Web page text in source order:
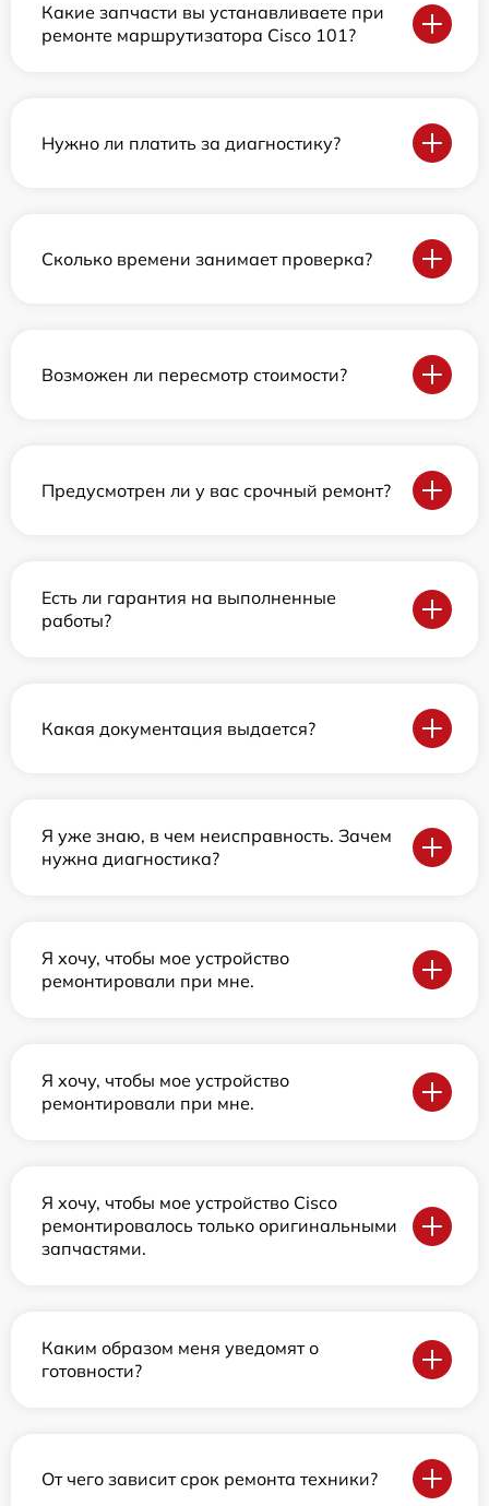
Какие запчасти вы устанавливаете при
ремонте маршрутизатора Cisco 101?
Нужно ли платить за диагностику?
Сколько времени занимает проверка?
Возможен ли пересмотр стоимости?
Предусмотрен ли у вас срочный ремонт?
Есть ли гарантия на выполненные
работы?
Какая документация выдается?
Я уже знаю, в чем неисправность. Зачем
нужна диагностика?
Я хочу, чтобы мое устройство
ремонтировали при мне.
Я хочу, чтобы мое устройство
ремонтировали при мне.
Я хочу, чтобы мое устройство Cisco
ремонтировалось только оригинальными
запчастями.
Каким образом меня уведомят о
готовности?
От чего зависит срок ремонта техники?